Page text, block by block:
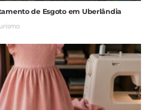
de Esgoto em Uberlândia